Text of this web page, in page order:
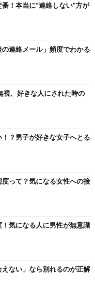
！本当に”連絡しない”方が
連絡メール」頻度でわかる
視、好きな人にされた時の
？男子が好きな女子へとる
って？気になる女性への接
気になる人に男性が無意識
ない」なら別れるのが正解